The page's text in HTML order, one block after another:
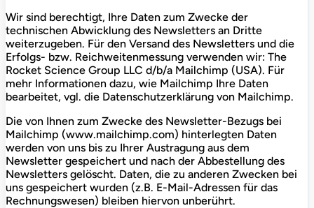
Wir sind berechtigt, Ihre Daten zum Zwecke der
technischen Abwicklung des Newsletters an Dritte
weiterzugeben. Für den Versand des Newsletters und die
Erfolgs- bzw. Reichweitenmessung verwenden wir: The
Rocket Science Group LLC d/b/a Mailchimp (USA). Für
mehr Informationen dazu, wie Mailchimp Ihre Daten
bearbeitet, vgl. die Datenschutzerklärung von Mailchimp.
Die von Ihnen zum Zwecke des Newsletter-Bezugs bei
Mailchimp (www.mailchimp.com) hinterlegten Daten
werden von uns bis zu Ihrer Austragung aus dem
Newsletter gespeichert und nach der Abbestellung des
Newsletters gelöscht. Daten, die zu anderen Zwecken bei
uns gespeichert wurden (z.B. E-Mail-Adressen für das
Rechnungswesen) bleiben hiervon unberührt.